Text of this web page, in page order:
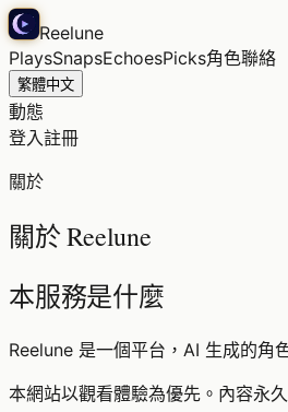
Reelune
PlaysSnapsEchoesPicks角色聯絡
繁體中文
動態
登入註冊
關於
關於 Reelune
本服務是什麼
Reelune 是一個平台，AI 生成的角
本網站以觀看體驗為優先。內容永